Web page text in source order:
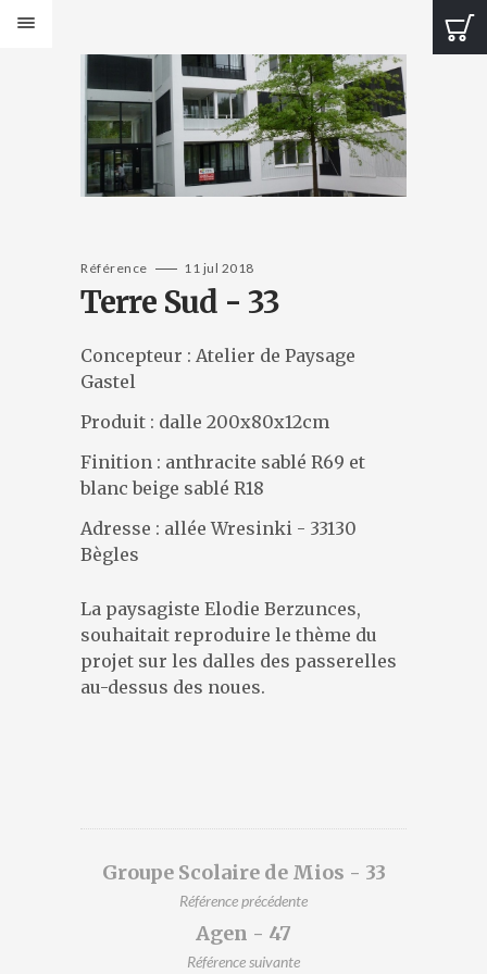
Bancs Design
Bancs Classic
Banquettes Design
Banquettes Classic
Jardinières Design
Jardinières classiques
Corbeilles Design
Cendriers et fontaines
Éléments de voirie
CATALOGUES
DESIGNERS
PRÉSENTATION
ACTUALITÉS
CONTACT
Référence 11 jul 2018
Terre Sud - 33
Concepteur : Atelier de Paysage
Gastel
Produit : dalle 200x80x12cm
Finition : anthracite sablé R69 et
blanc beige sablé R18
Adresse : allée Wresinki - 33130
Bègles
La paysagiste Elodie Berzunces,
souhaitait reproduire le thème du
projet sur les dalles des passerelles
au-dessus des noues.
Groupe Scolaire de Mios - 33
Référence précédente
Agen - 47
Référence suivante